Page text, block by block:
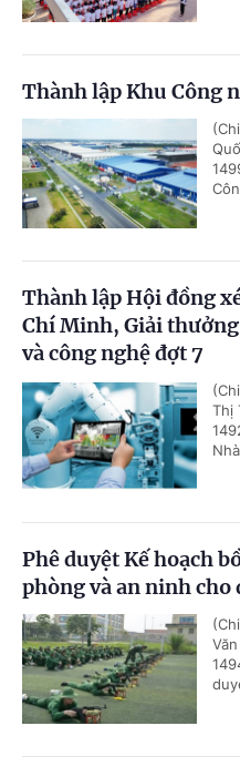
Thành lập Khu Công
Thành lập Hội đồng
Chí Minh, Giải
và công nghệ đợt 7
Thị
Phê duyệt Kế hoạch
phòng và an ninh cho